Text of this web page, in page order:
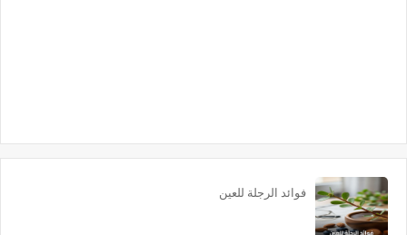
فوائد الرجلة للعين